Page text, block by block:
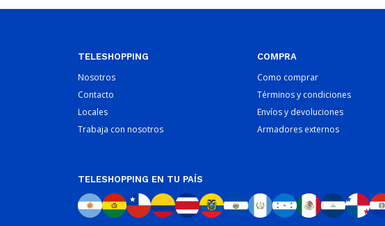
TELESHOPPING
Nosotros
Contacto
Locales
Trabaja con nosotros
COMPRA
Como comprar
Términos y condiciones
Envíos y devoluciones
Armadores externos
TELESHOPPING EN TU PAÍS